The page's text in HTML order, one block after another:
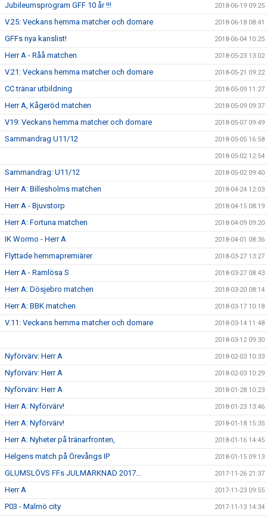
Jubileumsprogram GFF 10 år !!! 2018-06-19 09:25
V.25: Veckans hemma matcher och domare 2018-06-18 08:41
GFFs nya kanslist! 2018-06-04 10:25
Herr A - Råå matchen 2018-05-23 13:02
V.21: Veckans hemma matcher och domare 2018-05-21 09:22
CC tränar utbildning 2018-05-09 11:27
Herr A, Kågeröd matchen 2018-05-09 09:37
V19: Veckans hemma matcher och domare 2018-05-07 09:49
Sammandrag U11/12 2018-05-05 16:58
2018-05-02 12:54
Sammandrag: U11/12 2018-05-02 09:40
Herr A: Billesholms matchen 2018-04-24 12:03
Herr A - Bjuvstorp 2018-04-15 08:19
Herr A: Fortuna matchen 2018-04-09 09:20
IK Wormo - Herr A 2018-04-01 08:36
Flyttade hemmapremiärer 2018-03-27 13:27
Herr A - Ramlösa S 2018-03-27 08:43
Herr A: Dösjebro matchen 2018-03-20 08:14
Herr A: BBK matchen 2018-03-17 10:18
V.11: Veckans hemma matcher och domare 2018-03-14 11:48
2018-03-12 09:30
Nyförvärv: Herr A 2018-02-03 10:33
Nyförvärv: Herr A 2018-02-03 10:29
Nyförvärv: Herr A 2018-01-28 10:23
Herr A: Nyförvärv! 2018-01-23 13:46
Herr A: Nyförvärv! 2018-01-18 15:35
Herr A: Nyheter på tränarfronten, 2018-01-16 14:45
Helgens match på Örevångs IP 2018-01-15 09:13
GLUMSLÖVS FFs JULMARKNAD 2017... 2017-11-26 21:37
Herr A 2017-11-23 09:55
P03 - Malmö city 2017-11-13 14:34